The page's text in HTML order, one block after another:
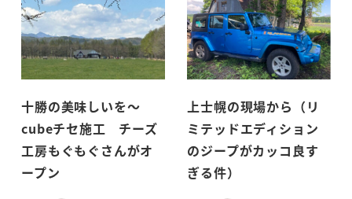
十勝の美味しいを～
cubeチセ施工 チーズ
工房もぐもぐさんがオ
ープン
上士幌の現場から（リ
ミテッドエディション
のジープがカッコ良す
ぎる件）